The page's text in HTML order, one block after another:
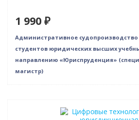
1 990 ₽
Административное судопроизводство
студентов юридических высших
направлению «Юриспруденция»
магистр)